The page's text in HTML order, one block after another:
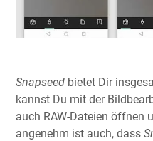
Snapseed bietet Dir
kannst Du mit der
auch RAW-Dateien öffnen
angenehm ist auch, dass